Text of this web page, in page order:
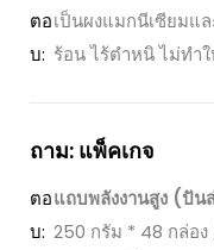
ตอ
บ:
เป็นผงแมกนีเซียมแ
ร้อน ไร้ตำหนิ ไม่ทำ
ถาม: แพ็คเกจ
ตอ
บ:
แถบพลังงานสูง (ปัน
250 กรัม * 48 กล่อง